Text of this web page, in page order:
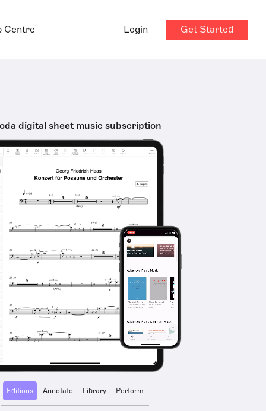
Centre Login Get Started
digital sheet music subscription
Editions Annotate Library Perform